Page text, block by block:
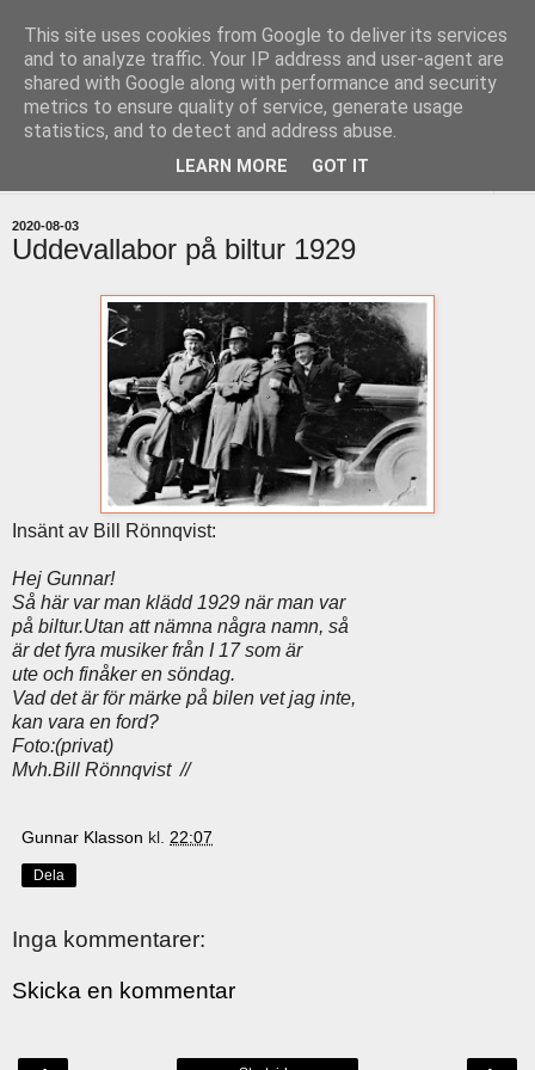
uddevallabloggen.se
med stort och smått från Uddevallas horisont
2020-08-03
Uddevallabor på biltur 1929
Insänt av Bill Rönnqvist:
Hej Gunnar!
Så här var man klädd 1929 när man var
på biltur.Utan att nämna några namn, så
är det fyra musiker från I 17 som är
ute och finåker en söndag.
Vad det är för märke på bilen vet jag inte,
kan vara en ford?
Foto:(privat)
Mvh.Bill Rönnqvist //
Gunnar Klasson kl. 22:07
Dela
Inga kommentarer:
Skicka en kommentar
This site uses cookies from Google to deliver its services
and to analyze traffic. Your IP address and user-agent are
shared with Google along with performance and security
metrics to ensure quality of service, generate usage
statistics, and to detect and address abuse.
LEARN MORE GOT IT